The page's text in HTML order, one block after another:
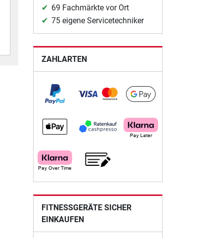
69 Fachmärkte vor Ort
75 eigene Servicetechniker
ZAHLARTEN
FITNESSGERÄTE SICHER
EINKAUFEN